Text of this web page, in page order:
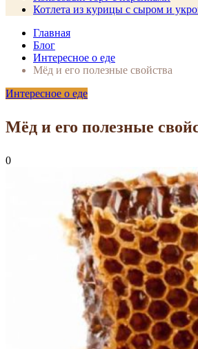
Котлета из курицы с сыром и
Главная
Блог
Интересное о еде
Мёд и его полезные свойства
Интересное о еде
Мёд и его полезные
0